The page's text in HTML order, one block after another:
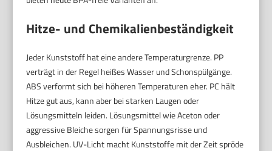
Hitze- und Chemikalienbeständigkeit
Jeder Kunststoff hat eine andere Temperaturgrenze. PP
verträgt in der Regel heißes Wasser und Schonspülgänge.
ABS verformt sich bei höheren Temperaturen eher. PC hält
Hitze gut aus, kann aber bei starken Laugen oder
Lösungsmitteln leiden. Lösungsmittel wie Aceton oder
aggressive Bleiche sorgen für Spannungsrisse und
Ausbleichen. UV-Licht macht Kunststoffe mit der Zeit spröde